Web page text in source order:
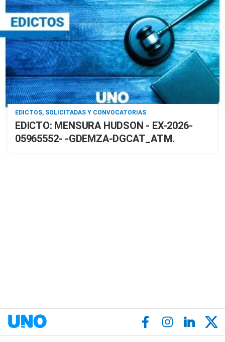
EDICTOS, SOLICITADAS Y CONVOCATORIAS
EDICTO: MENSURA HUDSON - EX-2026-
05965552- -GDEMZA-DGCAT_ATM.